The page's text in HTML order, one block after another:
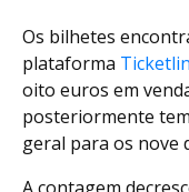
Os bilhetes
plataforma
oito euros em
posteriormente
geral para os nove